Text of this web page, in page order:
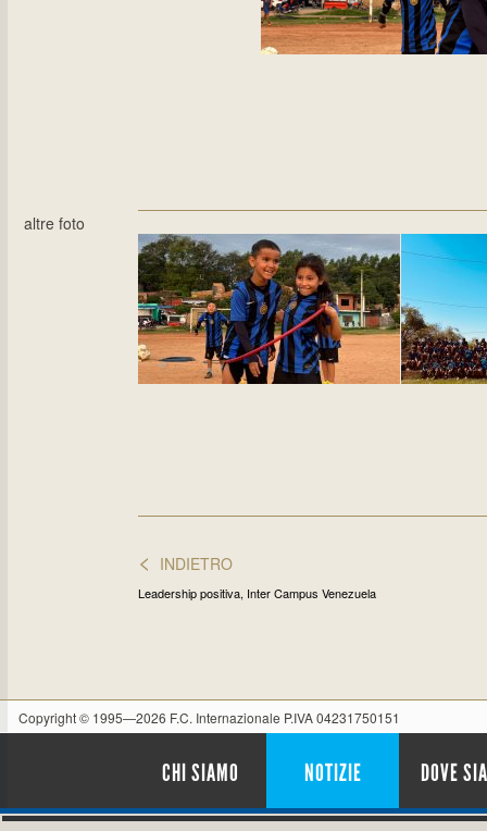
altre foto
< INDIETRO
Leadership positiva, Inter Campus Venezuela
Copyright © 1995—2026 F.C. Internazionale P.IVA 04231750151
CHI SIAMO NOTIZIE DOVE